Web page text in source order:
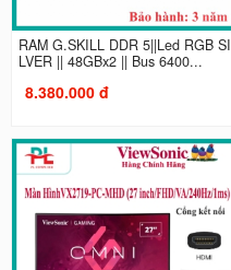
RAM G.SKILL DDR 5||Led RGB SI
LVER || 48GBx2 || Bus 6400...
8.380.000 đ